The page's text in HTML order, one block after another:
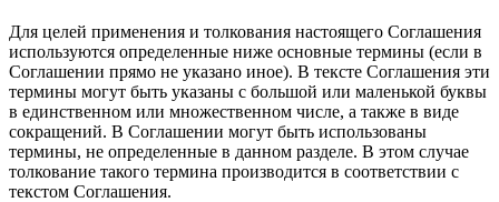
Для целей применения и толкования настоящего Соглашения
используются определенные ниже основные термины (если в
Соглашении прямо не указано иное). В тексте Соглашения эти
термины могут быть указаны с большой или маленькой буквы
в единственном или множественном числе, а также в виде
сокращений. В Соглашении могут быть использованы
термины, не определенные в данном разделе. В этом случае
толкование такого термина производится в соответствии с
текстом Соглашения.